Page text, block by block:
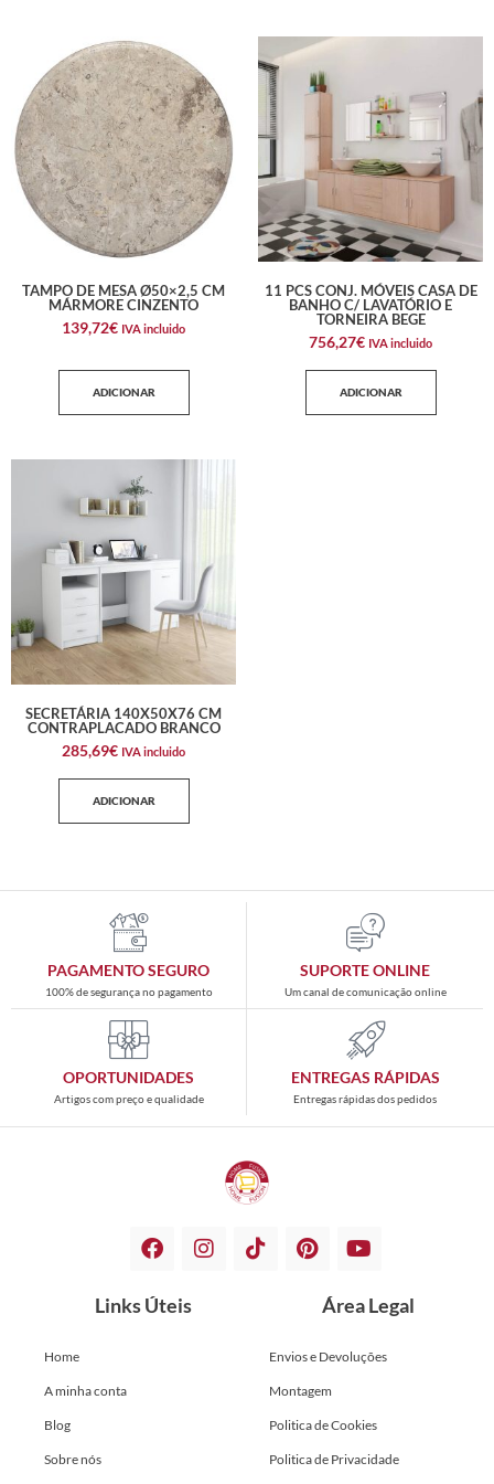
TAMPO DE MESA Ø50×2,5 CM
MÁRMORE CINZENTO
139,72€ IVA incluido
ADICIONAR
11 PCS CONJ. MÓVEIS CASA DE
BANHO C/ LAVATÓRIO E
TORNEIRA BEGE
756,27€ IVA incluido
ADICIONAR
SECRETÁRIA 140X50X76 CM
CONTRAPLACADO BRANCO
285,69€ IVA incluido
ADICIONAR
PAGAMENTO SEGURO
100% de segurança no pagamento
SUPORTE ONLINE
Um canal de comunicação online
OPORTUNIDADES
Artigos com preço e qualidade
ENTREGAS RÁPIDAS
Entregas rápidas dos pedidos
Links Úteis
Home
A minha conta
Blog
Sobre nós
Área Legal
Envios e Devoluções
Montagem
Politica de Cookies
Politica de Privacidade